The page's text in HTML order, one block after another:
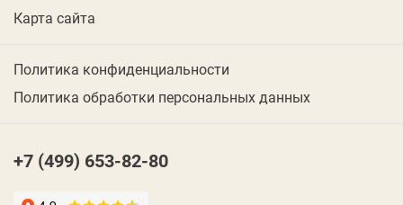
Карта сайта
Политика конфиденциальности
Политика обработки персональных данных
+7 (499) 653-82-80